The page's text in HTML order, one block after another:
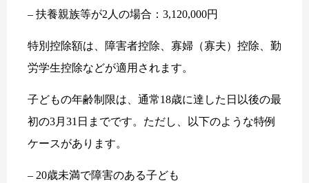
– 扶養親族等が2人の場合：3,120,000円
特別控除額は、障害者控除、寡婦（寡夫）控除、勤
労学生控除などが適用されます。
子どもの年齢制限は、通常18歳に達した日以後の最
初の3月31日までです。ただし、以下のような特例
ケースがあります。
– 20歳未満で障害のある子ども